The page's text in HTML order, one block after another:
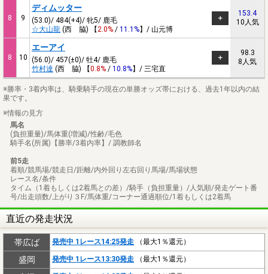
8 9
ディムッター
(53.0)/ 484(+4)/ 牝5/ 鹿毛
☆大山龍 (西 脇) 【2.0% / 11.1%】/ 山元博
153.4
10人気
8 10
エーアイ
(56.0)/ 457(±0)/ 牡4/ 鹿毛
竹村達 (西 脇) 【0.8% / 10.8%】/ 三宅直
98.3
8人気
※勝率・3着内率は、騎乗騎手の現在の単勝オッズ帯における、過去1年以内の結
果です。
※情報の見方
馬名
(負担重量)/馬体重(増減)/性齢/毛色
騎手名(所属)【勝率/3着内率】/ 調教師名
前5走
着順/競馬場/競走日/距離/内外回り左右回り馬場/馬場状態
レース名/条件
タイム（1着もしくは2着馬との差）/騎手（負担重量）/人気順/発走ゲート番
号/出走頭数/上がり３F/馬体重/コーナー通過順位/1着もしくは2着馬
直近の発走状況
帯広ば 発売中 1レース14:25発走 （最大1％還元）
盛岡 発売中 1レース13:30発走 （最大1％還元）